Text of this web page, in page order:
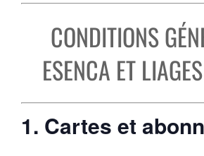
CONDITIONS
ESENCA ET
1. Cartes et